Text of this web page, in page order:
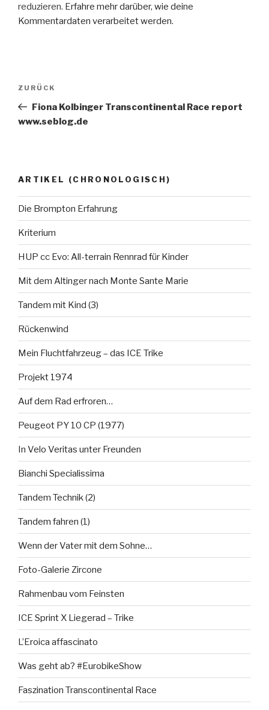
reduzieren. Erfahre mehr darüber, wie deine
Kommentardaten verarbeitet werden.
Beitragsnavigation
Vorheriger
Beitrag
ZURÜCK
Fiona Kolbinger Transcontinental Race report
www.seblog.de
ARTIKEL (CHRONOLOGISCH)
Die Brompton Erfahrung
Kriterium
HUP cc Evo: All-terrain Rennrad für Kinder
Mit dem Altinger nach Monte Sante Marie
Tandem mit Kind (3)
Rückenwind
Mein Fluchtfahrzeug – das ICE Trike
Projekt 1974
Auf dem Rad erfroren…
Peugeot PY 10 CP (1977)
In Velo Veritas unter Freunden
Bianchi Specialissima
Tandem Technik (2)
Tandem fahren (1)
Wenn der Vater mit dem Sohne…
Foto-Galerie Zircone
Rahmenbau vom Feinsten
ICE Sprint X Liegerad – Trike
L’Eroica affascinato
Was geht ab? #EurobikeShow
Faszination Transcontinental Race